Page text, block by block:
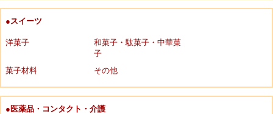
●スイーツ
洋菓子
和菓子・駄菓子・中華菓
子
菓子材料
その他
●医薬品・コンタクト・介護